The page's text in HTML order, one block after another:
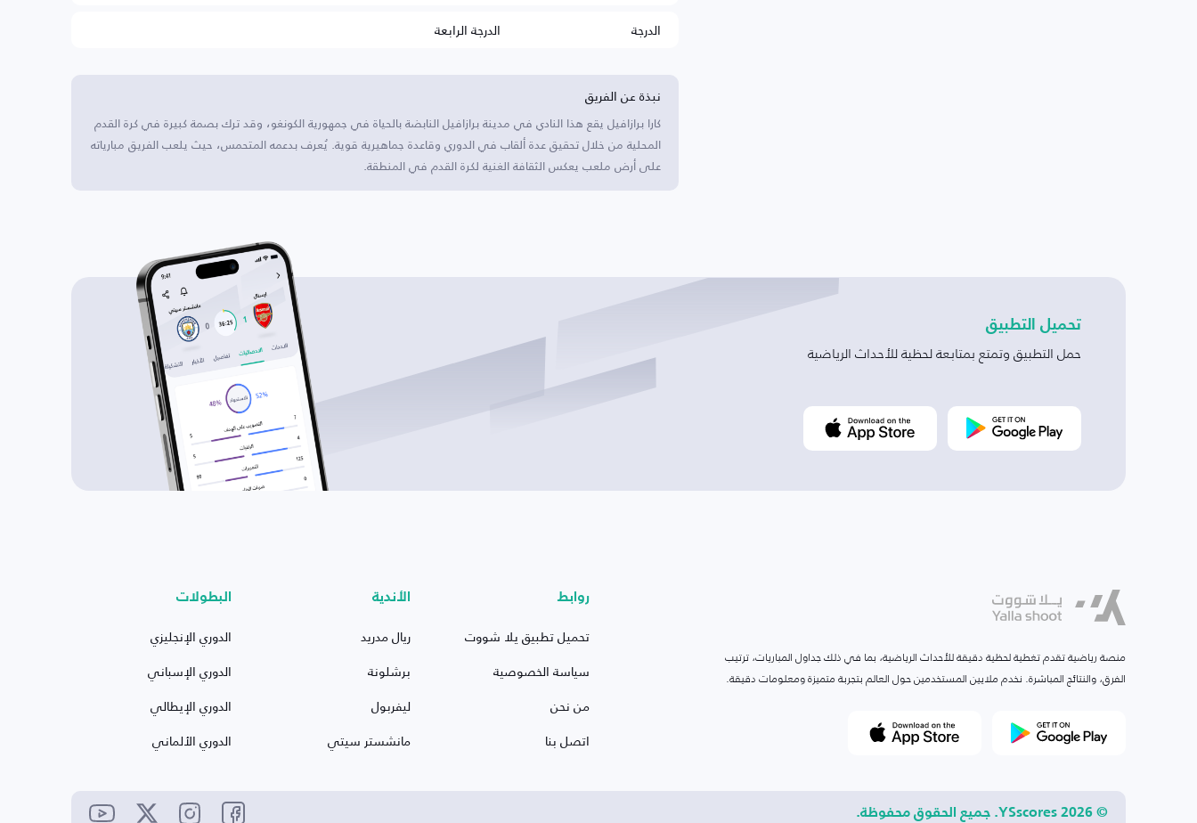
الدرجة
الدرجة الرابعة
نبذة عن الفريق
كارا برازافيل يقع هذا النادي في مدينة برازافيل النابضة بالحياة في جمهورية الكونغو، وقد ترك بصمة كبيرة في كرة القدم
المحلية من خلال تحقيق عدة ألقاب في الدوري وقاعدة جماهيرية قوية. يُعرف بدعمه المتحمس، حيث يلعب الفريق مبارياته
على أرض ملعب يعكس الثقافة الغنية لكرة القدم في المنطقة.
تحميل التطبيق
حمل التطبيق وتمتع بمتابعة لحظية للأحداث الرياضية
منصة رياضية تقدم تغطية لحظية دقيقة للأحداث الرياضية، بما في ذلك جداول المباريات، ترتيب
الفرق، والنتائج المباشرة. نخدم ملايين المستخدمين حول العالم بتجربة متميزة ومعلومات دقيقة.
روابط
تحميل تطبيق يلا شووت
سياسة الخصوصية
من نحن
اتصل بنا
الأندية
ريال مدريد
برشلونة
ليفربول
مانشستر سيتي
البطولات
الدوري الإنجليزي
الدوري الإسباني
الدوري الإيطالي
الدوري الألماني
© 2026 YSscores. جميع الحقوق محفوظة.